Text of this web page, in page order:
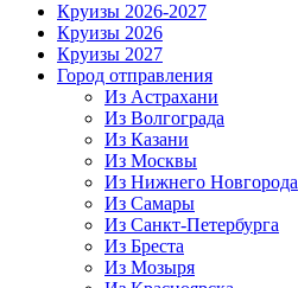
Круизы 2026-2027
Круизы 2026
Круизы 2027
Город отправления
Из Астрахани
Из Волгограда
Из Казани
Из Москвы
Из Нижнего Новгорода
Из Самары
Из Санкт-Петербурга
Из Бреста
Из Мозыря